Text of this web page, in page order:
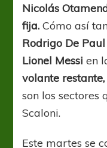
Nicolás
fija. Cómo así
Rodrigo De Paul
Lionel Messi en
volante
son los sectores
Scaloni.
Este martes se